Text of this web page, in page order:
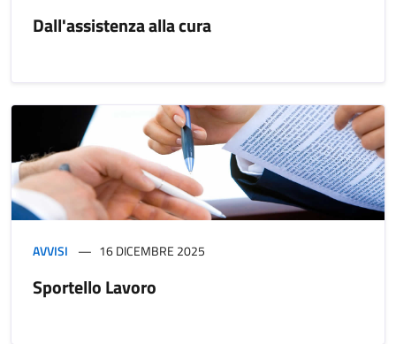
Dall'assistenza alla cura
AVVISI 16 DICEMBRE 2025
Sportello Lavoro